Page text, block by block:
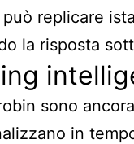
replicare
la risposta
sono
in